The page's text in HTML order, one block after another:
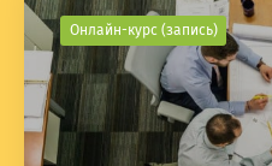
Онлайн-курс (запись)